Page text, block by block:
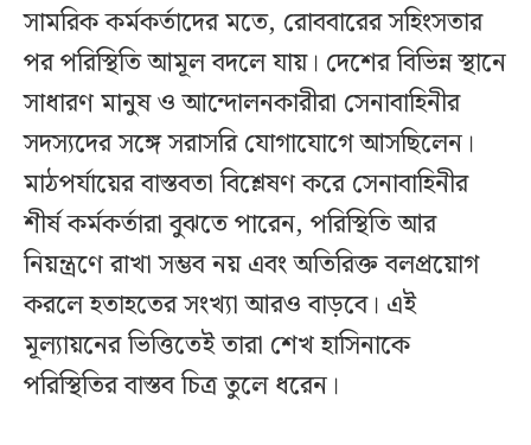
সামরিক কর্মকর্তাদের মতে, রোববারের সহিংসতার
পর পরিস্থিতি আমূল বদলে যায়। দেশের বিভিন্ন স্থানে
সাধারণ মানুষ ও আন্দোলনকারীরা সেনাবাহিনীর
সদস্যদের সঙ্গে সরাসরি যোগাযোগে আসছিলেন।
মাঠপর্যায়ের বাস্তবতা বিশ্লেষণ করে সেনাবাহিনীর
শীর্ষ কর্মকর্তারা বুঝতে পারেন, পরিস্থিতি আর
নিয়ন্ত্রণে রাখা সম্ভব নয় এবং অতিরিক্ত বলপ্রয়োগ
করলে হতাহতের সংখ্যা আরও বাড়বে। এই
মূল্যায়নের ভিত্তিতেই তারা শেখ হাসিনাকে
পরিস্থিতির বাস্তব চিত্র তুলে ধরেন।